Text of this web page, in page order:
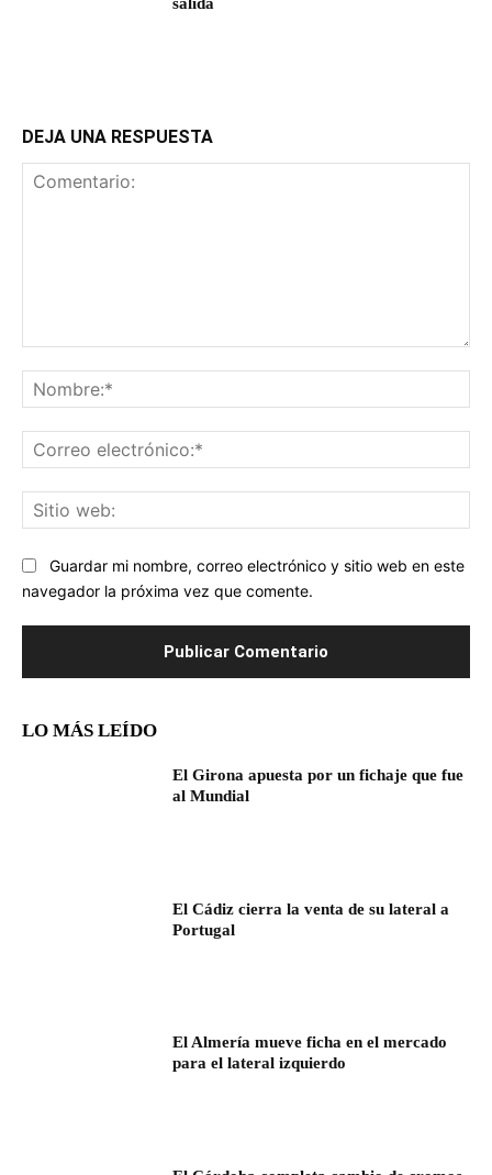
DEJA UNA RESPUESTA
Guardar mi nombre, correo electrónico y sitio web en este
navegador la próxima vez que comente.
LO MÁS LEÍDO
El Girona apuesta por un fichaje que fue
al Mundial
El Cádiz cierra la venta de su lateral a
Portugal
El Almería mueve ficha en el mercado
para el lateral izquierdo